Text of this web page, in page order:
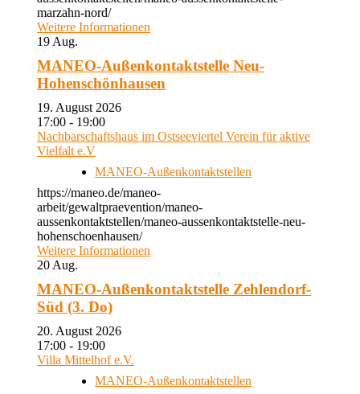
marzahn-nord/
Weitere Informationen
19 Aug.
MANEO-Außenkontaktstelle Neu-
Hohenschönhausen
19. August 2026
17:00 - 19:00
Nachbarschaftshaus im Ostseeviertel Verein für aktive
Vielfalt e.V
MANEO-Außenkontaktstellen
https://maneo.de/maneo-
arbeit/gewaltpraevention/maneo-
aussenkontaktstellen/maneo-aussenkontaktstelle-neu-
hohenschoenhausen/
Weitere Informationen
20 Aug.
MANEO-Außenkontaktstelle Zehlendorf-
Süd (3. Do)
20. August 2026
17:00 - 19:00
Villa Mittelhof e.V.
MANEO-Außenkontaktstellen